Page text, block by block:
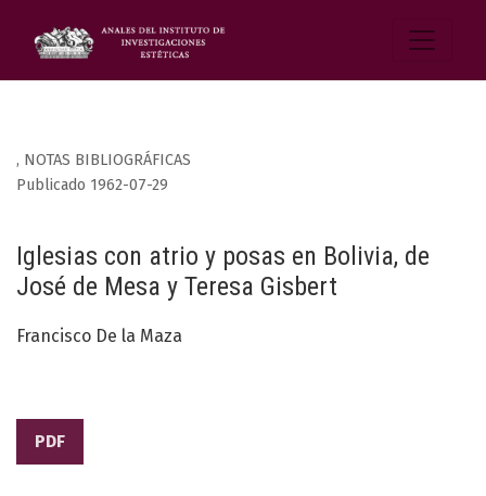
, NOTAS BIBLIOGRÁFICAS
Iglesias con atrio y posas en Bolivia, de
José de Mesa y Teresa Gisbert
Publicado 1962-07-29
Francisco De la Maza
PDF